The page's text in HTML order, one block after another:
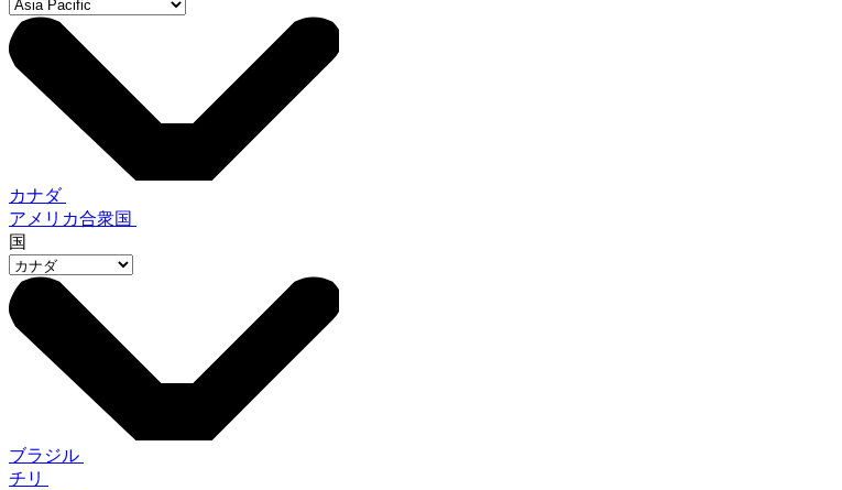
カナダ
アメリカ合衆国
国
ブラジル
チリ